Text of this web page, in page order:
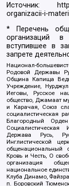
Источник:
organizacii-i-
* Перечень
организаций
вступившее в
запрете
Национал-
Родовой Державы
Община Капища
Учреждение,
Иеговы, Русское
общество, Джамаат
и Карачая, Союз
социалистическая
Благородный
Социалистическая
Держава Русь,
Инглистической
общенациональный
Кровь и Честь, О
организация
национальное
Клуба Динамо,
п. Боровский